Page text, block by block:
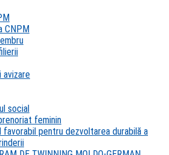
CNPM
avizare
social
feminin
favorabil pentru dezvoltarea durabilă a